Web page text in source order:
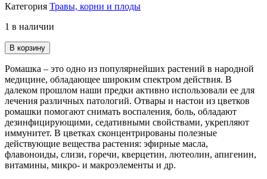
Категория Травы, корни и плоды
1 в наличии
В корзину
Ромашка – это одно из популярнейших растений в народной
медицине, обладающее широким спектром действия. В
далеком прошлом наши предки активно использовали ее для
лечения различных патологий. Отвары и настои из цветков
ромашки помогают снимать воспаления, боль, обладают
дезинфицирующими, седативными свойствами, укрепляют
иммунитет. В цветках сконцентрированы полезные
действующие вещества растения: эфирные масла,
флавоноиды, слизи, горечи, кверцетин, лютеолин, апигенин,
витамины, микро- и макроэлементы и др.